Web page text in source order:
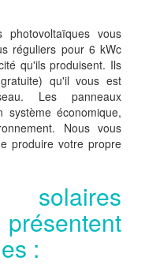
photovoltaïques vous
réguliers pour 6 kWc
qu'ils produisent. Ils
qu'il vous est
Les panneaux
économique,
Nous vous
produire votre propre
solaires
: